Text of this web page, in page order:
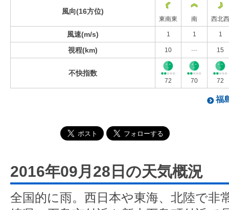
風向(16方位)
東南東 南 西北西
風速(m/s) 1 1 1
視程(km) 10 --- 15
不快指数
72 70 72
福
2016年09月28日の天気概況
全国的に雨。西日本や東海、北陸で非